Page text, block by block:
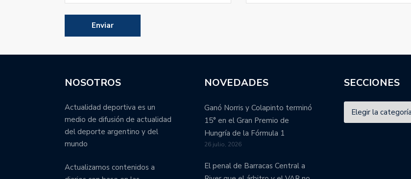
NOSOTROS
Actualidad deportiva es un
medio de difusión de actualidad
del deporte argentino y del
mundo
Actualizamos contenidos a
NOVEDADES
Ganó Norris y Colapinto terminó
15° en el Gran Premio de
Hungría de la Fórmula 1
26 julio, 2026
El penal de Barracas Central a
SECCIONES